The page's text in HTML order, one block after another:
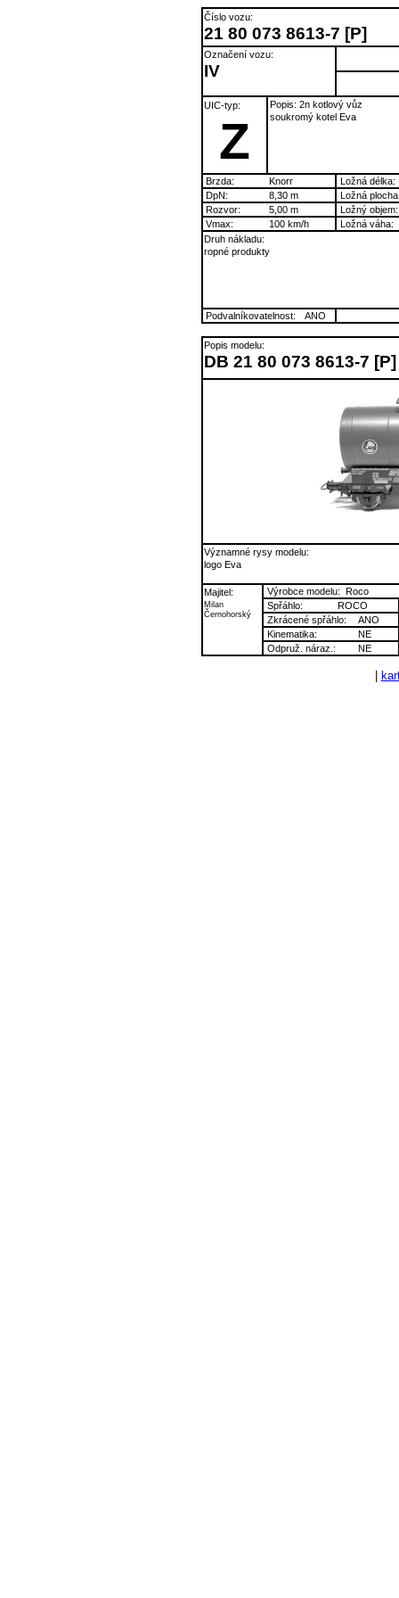
Číslo vozu:
21 80 073 8613-7 [P]
Označení vozu:
IV
UIC-typ:
Z
Popis: 2n kotlový vůz
soukromý kotel Eva
Brzda: Knorr
Ložná délka:
DpN:
8,30 m
Ložná
Rozvor:
5,00 m
Ložný objem:
Vmax:
100 km/h
Ložná váha:
Druh nákladu:
ropné produkty
Podvalníkovatelnost: ANO
Popis modelu:
DB 21 80 073 8613-7 [P]
Významné rysy modelu:
logo Eva
Majitel:
Milan
Černohorský
Výrobce modelu: Roco
Spřáhlo:
ROCO
Zkrácené spřáhlo:
ANO
Kinematika:
NE
Odpruž. náraz.:
NE